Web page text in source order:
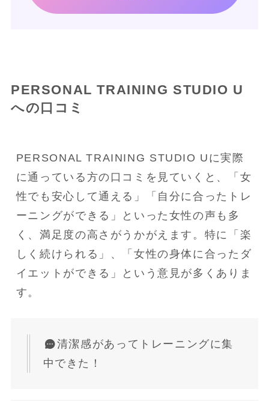
PERSONAL TRAINING STUDIO U
への口コミ
PERSONAL TRAINING STUDIO Uに実際
に通っている方の口コミを見ていくと、「女
性でも安心して通える」「自分に合ったトレ
ーニングができる」といった女性の声も多
く、満足度の高さがうかがえます。特に「楽
しく続けられる」、「女性の身体に合ったダ
イエットができる」という意見が多くありま
す。
清潔感があってトレーニングに集
中できた！